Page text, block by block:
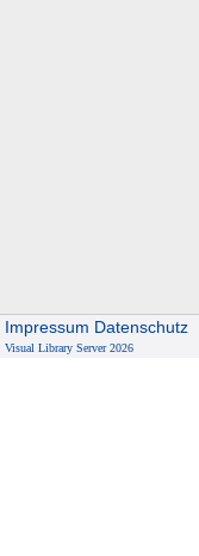
Impressum Datenschutz
Visual Library Server 2026